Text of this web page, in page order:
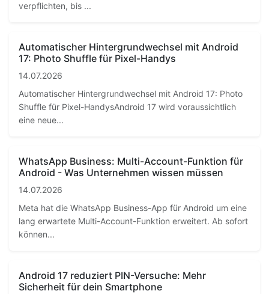
verpflichten, bis ...
Automatischer Hintergrundwechsel mit Android
17: Photo Shuffle für Pixel-Handys
14.07.2026
Automatischer Hintergrundwechsel mit Android 17: Photo
Shuffle für Pixel-HandysAndroid 17 wird voraussichtlich
eine neue...
WhatsApp Business: Multi-Account-Funktion für
Android - Was Unternehmen wissen müssen
14.07.2026
Meta hat die WhatsApp Business-App für Android um eine
lang erwartete Multi-Account-Funktion erweitert. Ab sofort
können...
Android 17 reduziert PIN-Versuche: Mehr
Sicherheit für dein Smartphone